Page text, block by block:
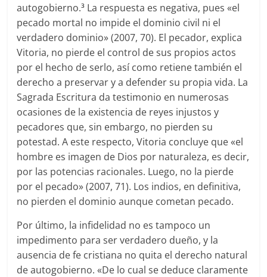
autogobierno.3 La respuesta es negativa, pues «el
pecado mortal no impide el dominio civil ni el
verdadero dominio» (2007, 70). El pecador, explica
Vitoria, no pierde el control de sus propios actos
por el hecho de serlo, así como retiene también el
derecho a preservar y a defender su propia vida. La
Sagrada Escritura da testimonio en numerosas
ocasiones de la existencia de reyes injustos y
pecadores que, sin embargo, no pierden su
potestad. A este respecto, Vitoria concluye que «el
hombre es imagen de Dios por naturaleza, es decir,
por las potencias racionales. Luego, no la pierde
por el pecado» (2007, 71). Los indios, en definitiva,
no pierden el dominio aunque cometan pecado.
Por último, la infidelidad no es tampoco un
impedimento para ser verdadero dueño, y la
ausencia de fe cristiana no quita el derecho natural
de autogobierno. «De lo cual se deduce claramente